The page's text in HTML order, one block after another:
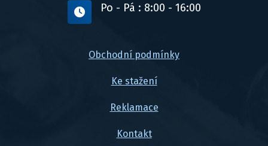
Po - Pá : 8:00 - 16:00
Obchodní podmínky
Ke stažení
Reklamace
Kontakt